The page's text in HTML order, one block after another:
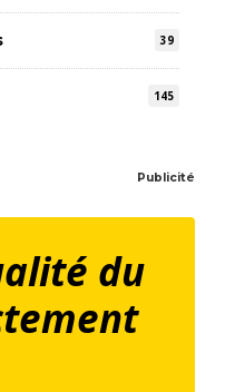
39
145
Publicité
du